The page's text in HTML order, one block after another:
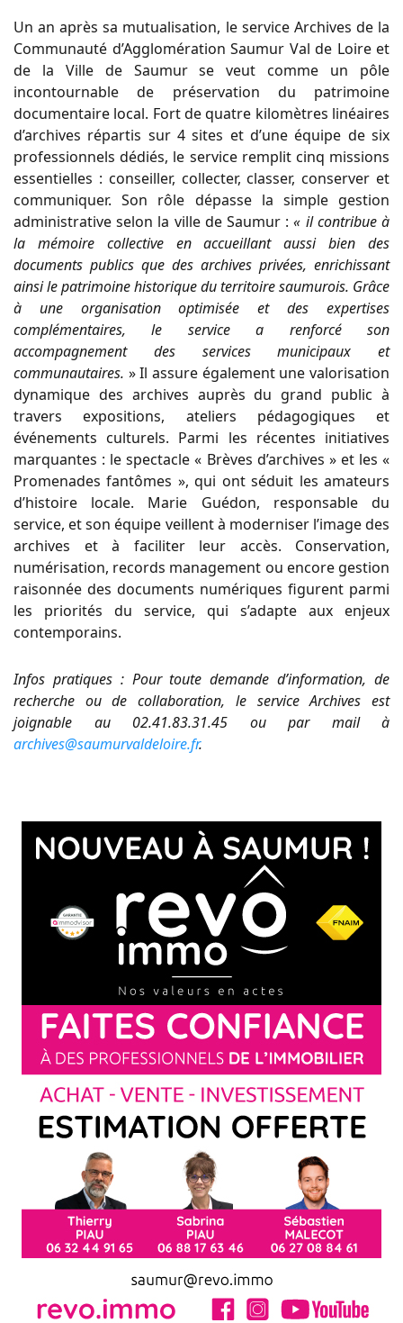
Un an après sa mutualisation, le service Archives de la
Communauté d’Agglomération Saumur Val de Loire et
de la Ville de Saumur se veut comme un pôle
incontournable de préservation du patrimoine
documentaire local. Fort de quatre kilomètres linéaires
d’archives répartis sur 4 sites et d’une équipe de six
professionnels dédiés, le service remplit cinq missions
essentielles : conseiller, collecter, classer, conserver et
communiquer. Son rôle dépasse la simple gestion
administrative selon la ville de Saumur :« il contribue à
la mémoire collective en accueillant aussi bien des
documents publics que des archives privées, enrichissant
ainsi le patrimoine historique du territoire saumurois. Grâce
à une organisation optimisée et des expertises
complémentaires, le service a renforcé son
accompagnement des services municipaux et
communautaires. » Il assure également une valorisation
dynamique des archives auprès du grand public à
travers expositions, ateliers pédagogiques et
événements culturels. Parmi les récentes initiatives
marquantes : le spectacle « Brèves d’archives » et les «
Promenades fantômes », qui ont séduit les amateurs
d’histoire locale. Marie Guédon, responsable du
service, et son équipe veillent à moderniser l’image des
archives et à faciliter leur accès. Conservation,
numérisation, records management ou encore gestion
raisonnée des documents numériques figurent parmi
les priorités du service, qui s’adapte aux enjeux
contemporains.
Infos pratiques : Pour toute demande d’information, de
recherche ou de collaboration, le service Archives est
joignable au 02.41.83.31.45 ou par mail à
archives@saumurvaldeloire.fr.